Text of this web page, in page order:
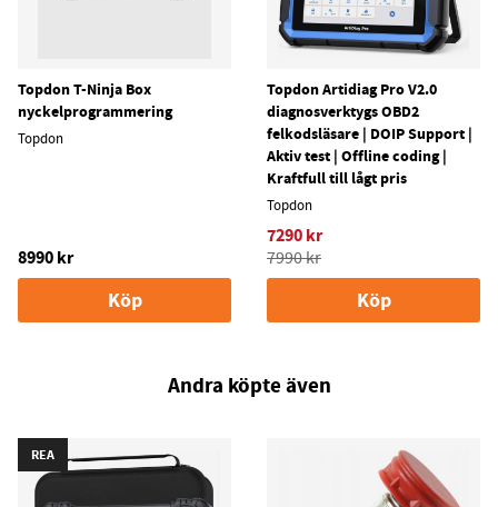
Topdon T-Ninja Box
nyckelprogrammering
Topdon
8990 kr
Köp
Topdon Artidiag Pro V2.0
diagnosverktygs OBD2
felkodsläsare | DOIP Support |
Aktiv test | Offline coding |
Kraftfull till lågt pris
Topdon
7290 kr
7990 kr
Köp
Andra köpte även
REA